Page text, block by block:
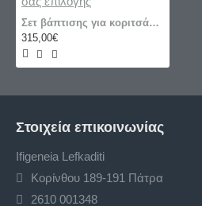
Σετ βάπτισης για κοριτσάκι Παγώνι με κουκλόσπιτο ή θέμα δικής σας επιλογής
315,00€
Στοιχεία επικοινωνίας
Ifigeneia Lefkaditi
Κορίνθου 189-191 Πάτρα
2610 001348